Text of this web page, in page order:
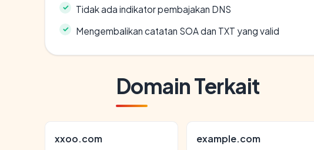
Tidak ada indikator pembajakan DNS
Mengembalikan catatan SOA dan TXT yang valid
Domain Terkait
xxoo.com example.com